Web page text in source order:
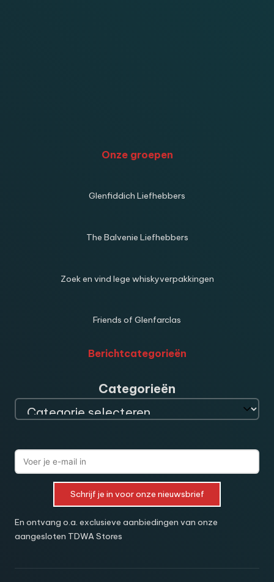
Onze groepen
Glenfiddich Liefhebbers
The Balvenie Liefhebbers
Zoek en vind lege whiskyverpakkingen
Friends of Glenfarclas
Berichtcategorieën
Categorieën
Schrijf je in voor onze nieuwsbrief
En ontvang o.a. exclusieve aanbiedingen van onze
aangesloten TDWA Stores